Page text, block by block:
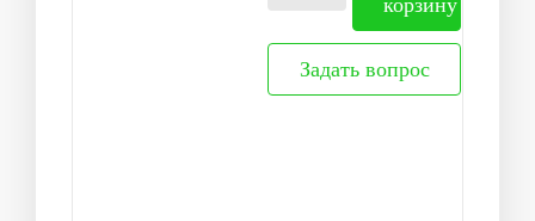
корзину
Задать вопрос